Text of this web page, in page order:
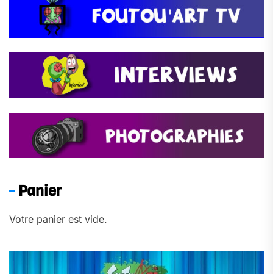
Panier
Votre panier est vide.